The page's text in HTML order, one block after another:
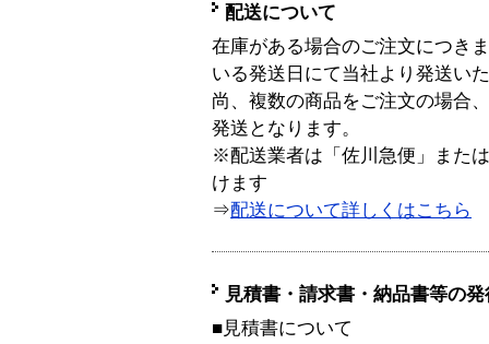
配送について
在庫がある場合のご注文につき
いる発送日にて当社より発送い
尚、複数の商品をご注文の場合
発送となります。
※配送業者は「佐川急便」また
けます
⇒配送について詳しくはこちら
見積書・請求書・納品書等の
■見積書について